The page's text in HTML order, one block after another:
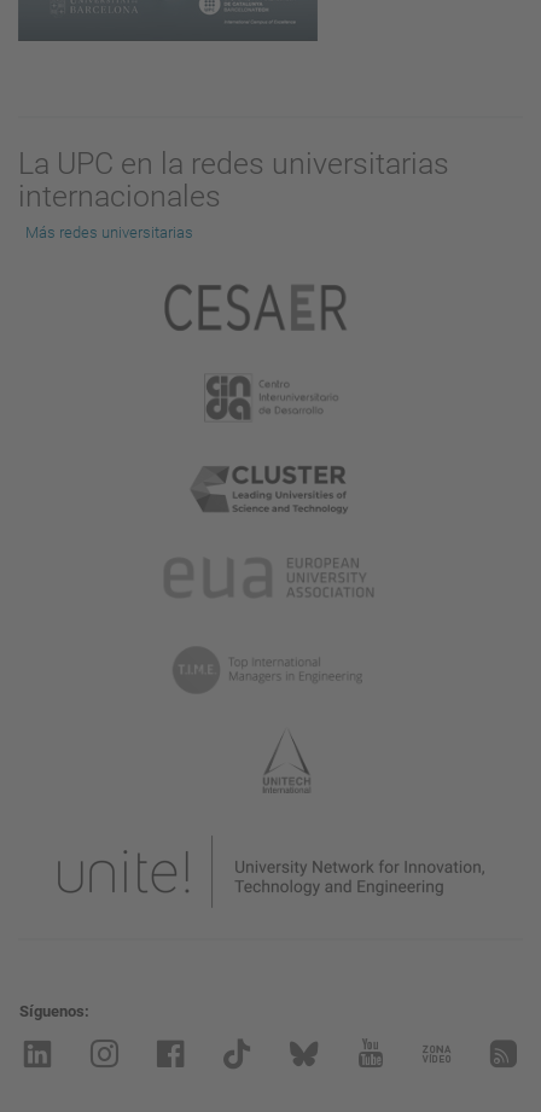
La UPC en la redes universitarias
internacionales
Más redes universitarias
Síguenos